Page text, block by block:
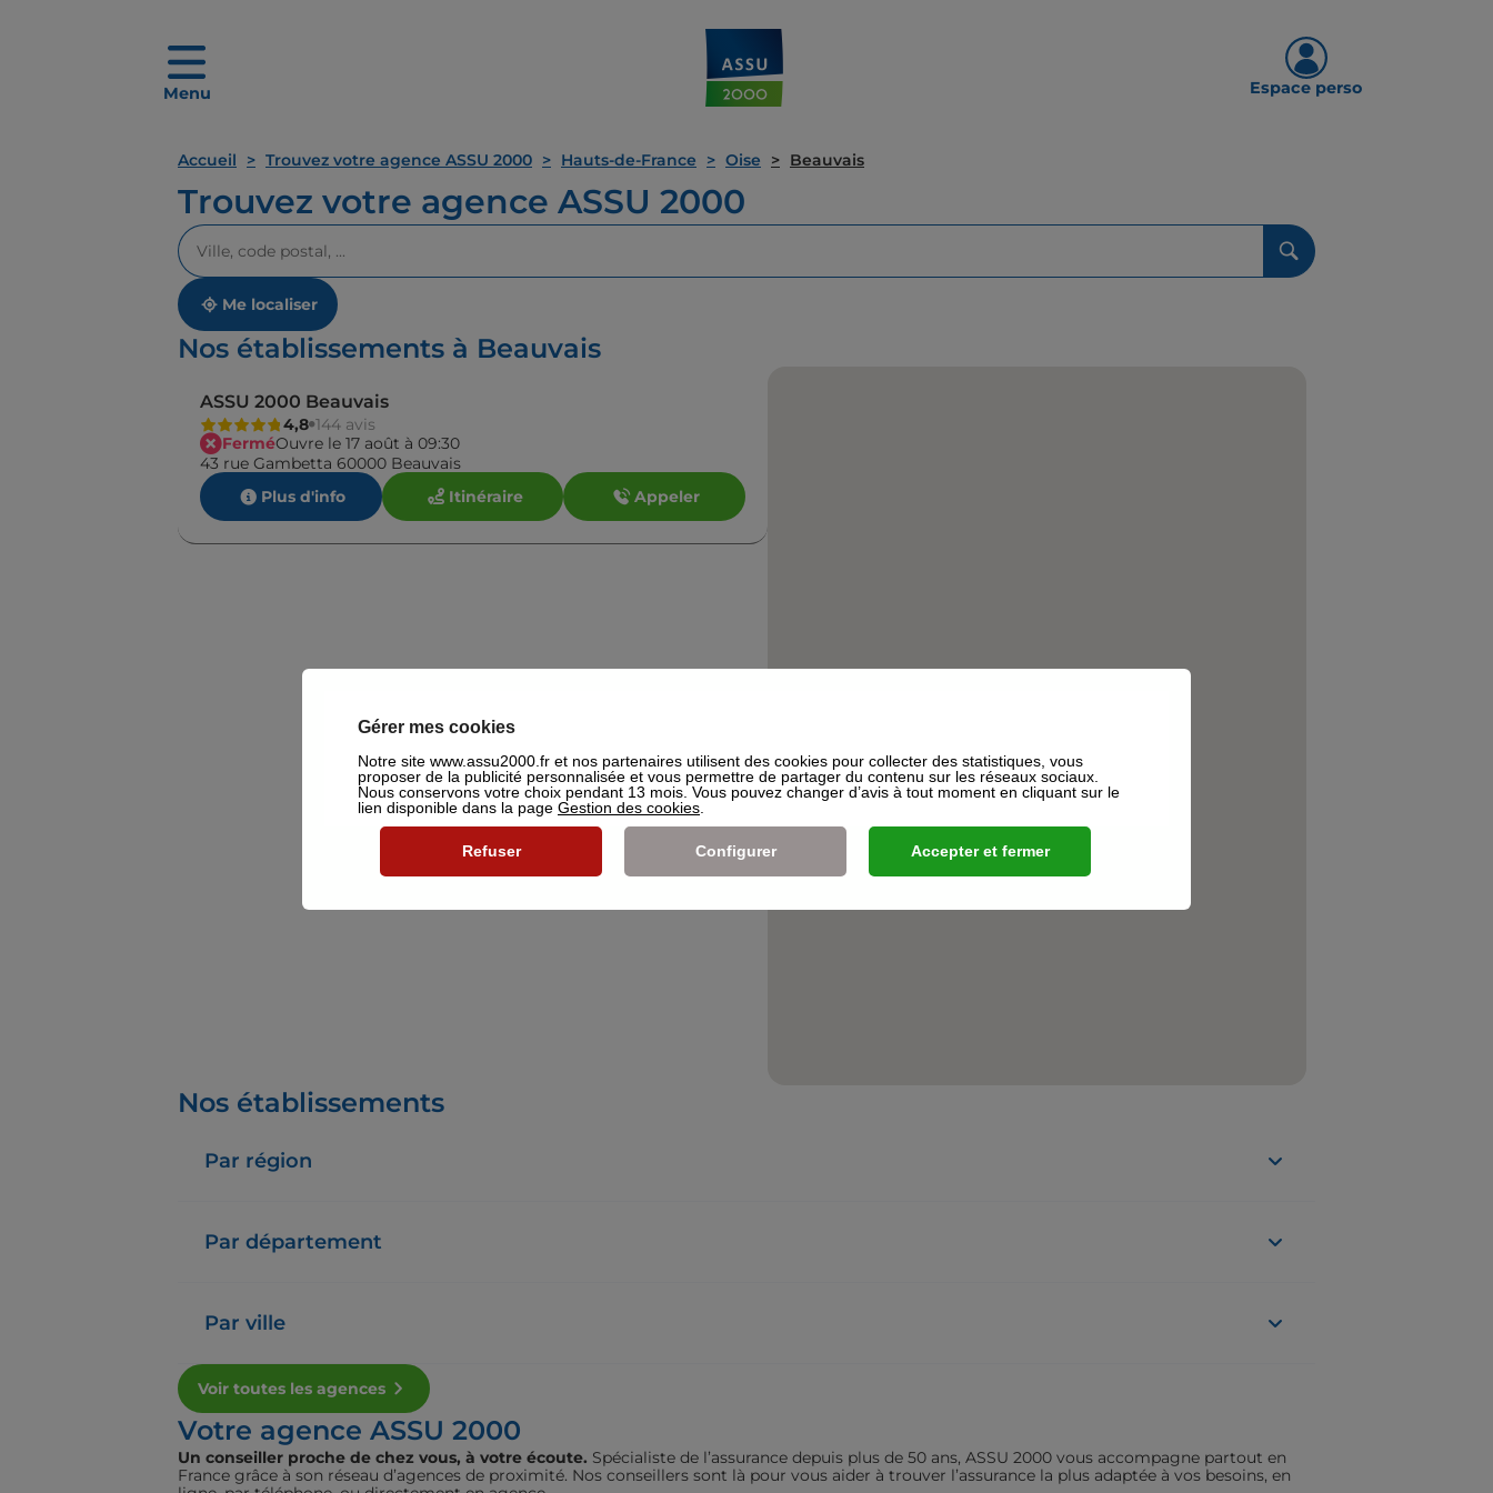
Menu Espace perso
Accueil Trouvez votre agence ASSU 2000 Hauts-de-France Oise Beauvais
Trouvez votre agence ASSU 2000
Veuillez
renseigner
une
adresse
Me localiser
Nos établissements à Beauvais
ASSU 2000 Beauvais
4,8 144 avis
FerméOuvre le 17 août à 09:30
43 rue Gambetta 60000 Beauvais
Plus d'info
Itinéraire Appeler
Nos établissements
Par région
Par département
Par ville
Voir toutes les agences
Votre agence ASSU 2000
Un conseiller proche de chez vous, à votre écoute. Spécialiste de l’assurance depuis plus de 50 ans, ASSU 2000 vous accompagne partout en
France grâce à son réseau d’agences de proximité. Nos conseillers sont là pour vous aider à trouver l’assurance la plus adaptée à vos besoins, en
Gérer mes cookies
Notre site www.assu2000.fr et nos partenaires utilisent des cookies pour collecter des statistiques, vous
proposer de la publicité personnalisée et vous permettre de partager du contenu sur les réseaux sociaux.
Nous conservons votre choix pendant 13 mois. Vous pouvez changer d’avis à tout moment en cliquant sur le
lien disponible dans la page Gestion des cookies
Refuser Configurer Accepter et fermer